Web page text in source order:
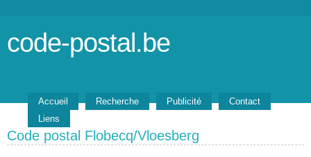
code-postal.be
Accueil Recherche Publicité
Contact
Liens
Code postal Flobecq/Vloesberg